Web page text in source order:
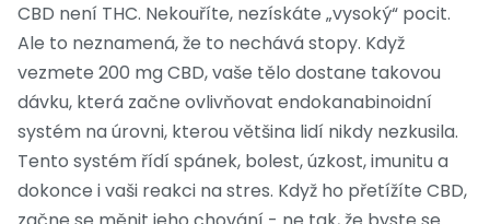
CBD není THC. Nekouříte, nezískáte „vysoký“ pocit.
Ale to neznamená, že to nechává stopy. Když
vezmete 200 mg CBD, vaše tělo dostane takovou
dávku, která začne ovlivňovat endokanabinoidní
systém na úrovni, kterou většina lidí nikdy nezkusila.
Tento systém řídí spánek, bolest, úzkost, imunitu a
dokonce i vaši reakci na stres. Když ho přetížíte CBD,